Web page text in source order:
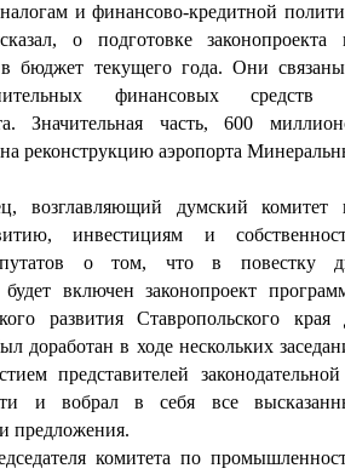
и финансово-кредитной
о подготовке законопроекта
бюджет текущего года. Они
финансовых средств
Значительная часть, 600
реконструкцию аэропорта
возглавляющий думский комитет
инвестициям и
о том, что в повестку
будет включен законопроект
развития Ставропольского края
доработан в ходе нескольких
представителей
и вобрал в себя все
предложения.
комитета по